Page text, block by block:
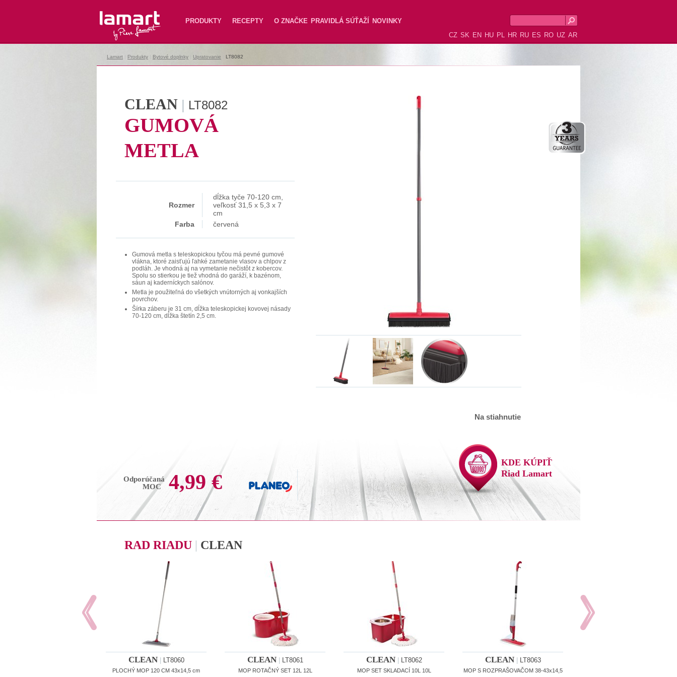
Lamart PRODUKTY RECEPTY O ZNAČKE PRAVIDLÁ SÚŤAŽÍ
NOVINKY
CZ SK EN HU PL HR RU ES RO UZ AR
Lamart Produkty Bytové doplnky Upratovanie LT8082
Na stiahnutie
CLEAN | LT8082
GUMOVÁ
METLA
Rozmer
dĺžka tyče 70-120 cm,
veľkosť 31,5 x 5,3 x 7
cm
Farba
červená
Gumová metla s teleskopickou tyčou má pevné gumové
vlákna, ktoré zaisťujú ľahké zametanie vlasov a chlpov z
podláh. Je vhodná aj na vymetanie nečistôt z kobercov.
Spolu so stierkou je tiež vhodná do garáží, k bazénom,
sáun aj kaderníckych salónov.
Metla je použiteľná do všetkých vnútorných aj vonkajších
povrchov.
Šírka záberu je 31 cm, dĺžka teleskopickej kovovej násady
70-120 cm, dĺžka štetín 2,5 cm.
Odporúčaná
MOC
4,99 €
KDE KÚPIŤ
Riad Lamart
RAD RIADU | CLEAN
CLEAN LT8060
PLOCHÝ MOP 120 CM 43x14,5 cm
CLEAN LT8061
MOP ROTAČNÝ SET 12L 12L
CLEAN LT8062
MOP SET SKLADACÍ 10L 10L
CLEAN LT8063
MOP S ROZPRAŠOVAČOM 38-43x14,5